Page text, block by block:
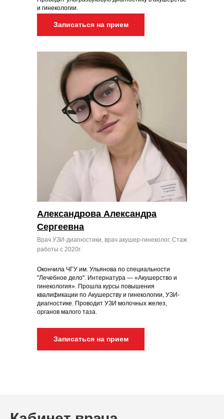
Врач УЗИ-диагностики, врач акушер-гинеколог. Стаж
работы с 2020г.
Окончила ЧГУ им. Ульянова по специальности
"Лечебное дело". Интернатура — «Акушерство и
гинекология». Прошла курсы повышения
квалификации по Акушерству и гинекологии, УЗИ-
диагностике. Проводит УЗИ молочных желез,
органов малого таза.
Записаться на прием
Александрова Александра
Сергеевна
Записаться на прием
и гинекологии.